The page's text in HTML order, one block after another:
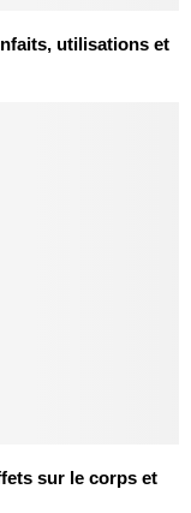
utilisations et
sur le corps et